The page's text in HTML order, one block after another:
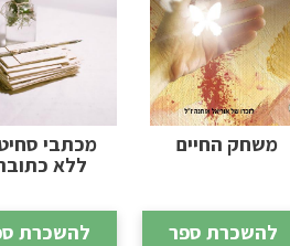
משחק החיים
להשכרת ספר
מכתבי
ללא
להשכרת